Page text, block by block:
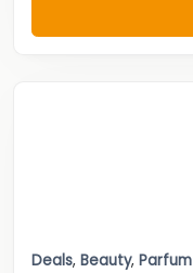
Deals, Beauty, Parfum